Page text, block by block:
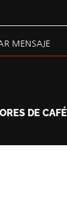
MENSAJE
DE CAFÉ